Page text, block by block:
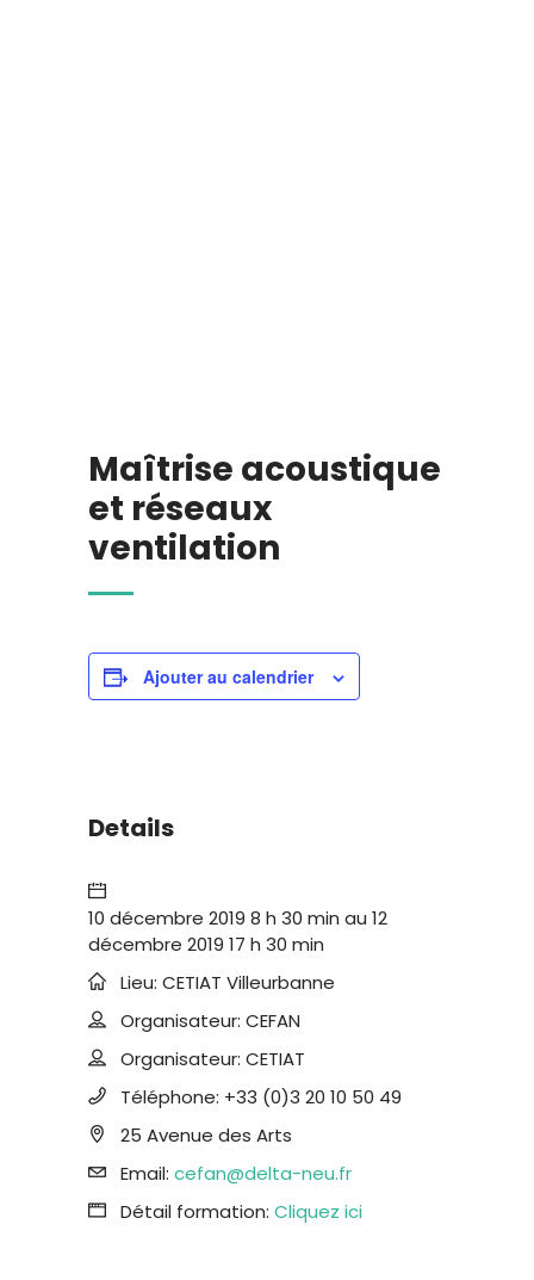
Maîtrise acoustique
et réseaux
ventilation
Ajouter au calendrier
Details
10 décembre 2019 8 h 30 min au 12
décembre 2019 17 h 30 min
Lieu: CETIAT Villeurbanne
Organisateur: CEFAN
Organisateur: CETIAT
Téléphone: +33 (0)3 20 10 50 49
25 Avenue des Arts
Email: cefan@delta-neu.fr
Détail formation: Cliquez ici